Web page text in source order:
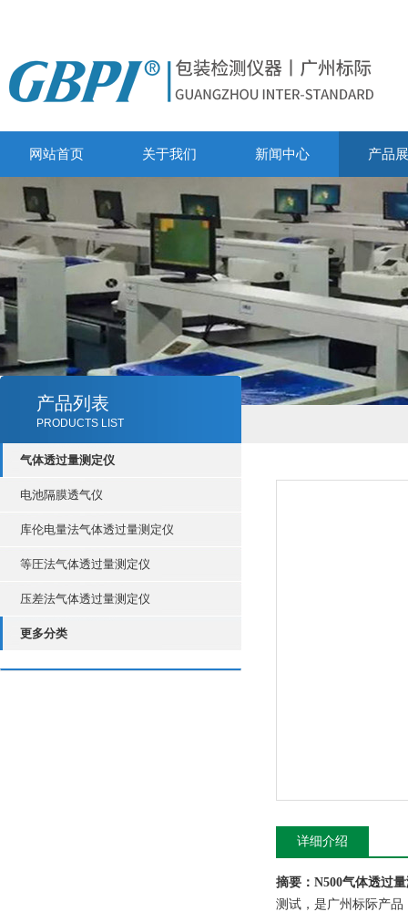
网站首页 关于我们 新闻中心 产品
产品列表
PRODUCTS LIST
气体透过量测定仪
电池隔膜透气仪
库伦电量法气体透过量测定仪
等圧法气体透过量测定仪
压差法气体透过量测定仪
更多分类
详细介绍
摘要：N500气体透过
测试，是广州标际产